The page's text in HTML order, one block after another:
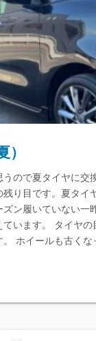
）
うので夏タイヤに交
り目です。夏タイ
ン履いていない一
います。 タイヤの
ホイールも古くな